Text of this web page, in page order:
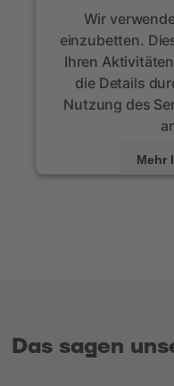
Wir
einzubetten.
Ihren
die Details
Nutzung des
Mehr
Das sagen